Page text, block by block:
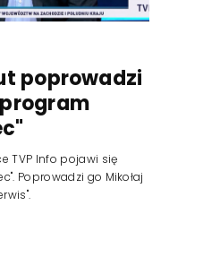
poprowadzi
TVP Info pojawi się
Poprowadzi go Mikołaj